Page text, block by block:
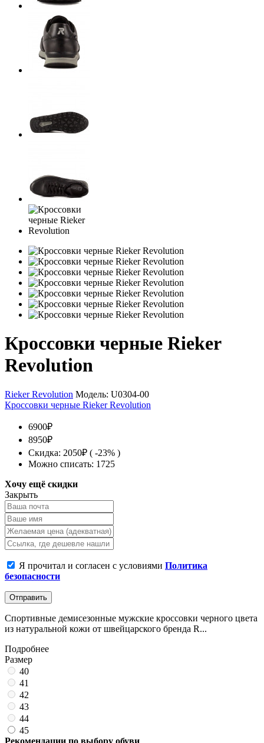
Кроссовки черные Rieker
Revolution
Rieker Revolution Модель: U0304-00
Кроссовки черные Rieker Revolution
6900₽
8950₽
Скидка: 2050₽ ( -23% )
Можно списать: 1725
Хочу ещё скидки
Закрыть
Я прочитал и согласен с условиями Политика
безопасности
Отправить
Спортивные демисезонные мужские кроссовки черного цвета
из натуральной кожи от швейцарского бренда R...
Подробнее
Размер
40
41
42
43
44
45
Рекомендации по выбору обуви